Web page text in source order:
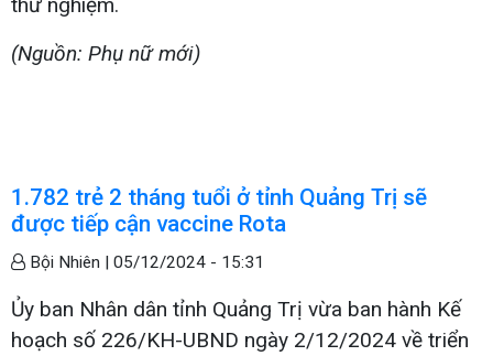
(Nguồn: Phụ nữ mới)
1.782 trẻ 2 tháng tuổi ở tỉnh Quảng Trị sẽ
được tiếp cận vaccine Rota
Bội Nhiên | 05/12/2024 - 15:31
Ủy ban Nhân dân tỉnh Quảng Trị vừa ban hành Kế
hoạch số 226/KH-UBND ngày 2/12/2024 về triển